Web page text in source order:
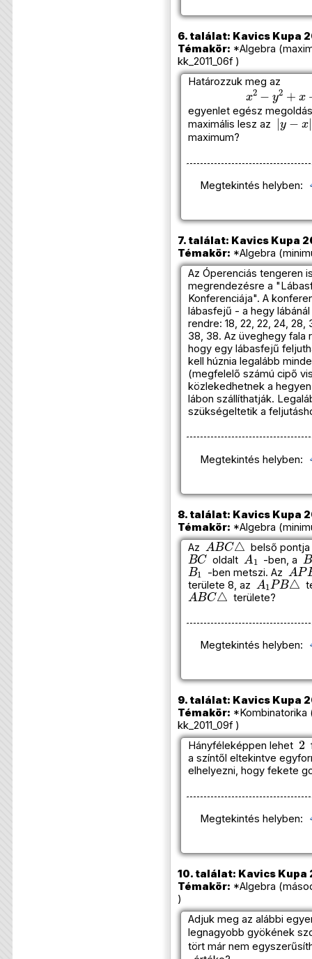
6. találat: Kavics Kupa
Témakör: *Algebra
kk_2011_06f )
Határozzuk meg az
x2− y2+
egyenlet egész
maximális lesz az
|y−x|
maximum?
Megtekintés helyben:
7. találat: Kavics Kupa
Témakör: *Algebra
Az Óperenciás tengeren
megrendezésre a
Konferenciája". A
lábasfejű - a hegy
rendre: 18, 22, 22, 24,
38, 38. Az üveghegy fala
hogy egy lábasfejű
kell húznia legalább
(megfelelő számú cipő
közlekedhetnek a
lábon szállíthatják.
szükségeltetik a
Megtekintés helyben:
8. találat: Kavics Kupa
Témakör: *Algebra
Az
ABC△
belső
BC
oldalt
A1
-ben, a
B
B1
-ben metszi. Az
AP
területe 8, az
A1 PB△
ABC△
területe?
Megtekintés helyben:
9. találat: Kavics Kupa
Témakör:
kk_2011_09f )
Hányféleképpen lehet
2
a színtől eltekintve
elhelyezni, hogy fekete
Megtekintés helyben:
10. találat: Kavics Kupa
Témakör: *Algebra
)
Adjuk meg az alábbi
legnagyobb gyökének
tört már nem